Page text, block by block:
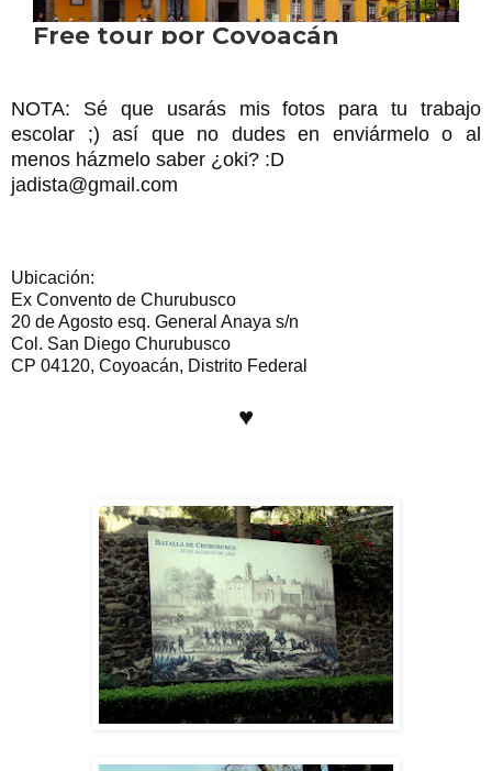
NOTA: Sé que usarás mis fotos para tu trabajo
escolar ;) así que no dudes en enviármeloo al
menos házmelo saber ¿oki? :D
jadista@gmail.com
Ubicación:
Ex Convento de Churubusco
20 de Agosto esq. General Anaya s/n
Col. San Diego Churubusco
CP 04120, Coyoacán, Distrito Federal
♥